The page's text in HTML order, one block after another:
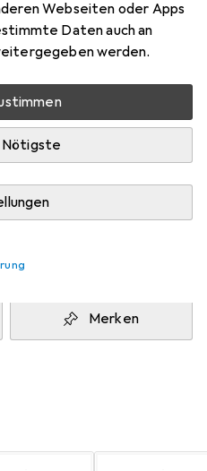
Webseiten oder Apps
Daten auch an
werden.
Nötigste
Marke
Mehr von Snapstyle
beim Drittanbieter
Lieferzeit
Merken